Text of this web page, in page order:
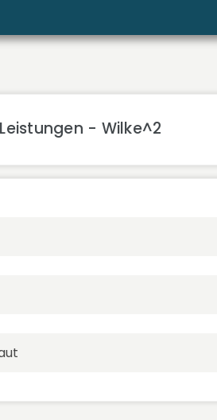
- Wilke^2